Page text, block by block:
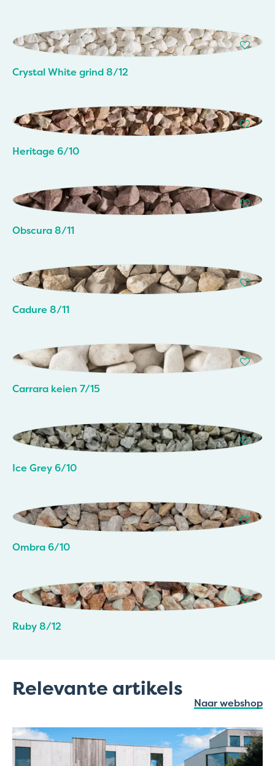
Crystal White grind 8/12
Heritage 6/10
Obscura 8/11
Cadure 8/11
Carrara keien 7/15
Ice Grey 6/10
Ombra 6/10
Ruby 8/12
Relevante artikels
Naar webshop